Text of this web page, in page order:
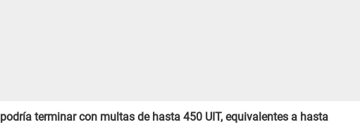
podría terminar con multas de hasta 450 UIT, equivalentes a hasta